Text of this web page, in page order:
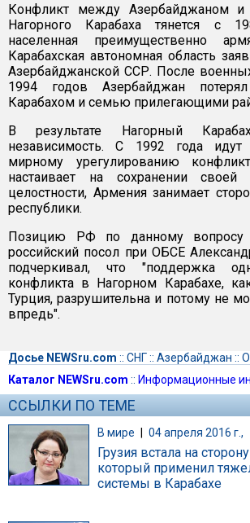
Конфликт между Азербайджаном и
Нагорного Карабаха тянется с
населенная преимущественно
Карабахская автономная область
Азербайджанской ССР. После
1994 годов Азербайджан
Карабахом и семью прилегающими
В результате Нагорный
независимость. С 1992 года
мирному урегулированию
настаивает на сохранении своей
целостности, Армения занимает
республики.
Позицию РФ по данному вопросу
российский посол при ОБСЕ
подчеркивал, что "поддержка
конфликта в Нагорном Карабахе,
Турция, разрушительна и потому не
впредь".
Досье NEWSru.com :: СНГ:: Азербайджан ::
Каталог NEWSru.com :: Информационные
ССЫЛКИ ПО ТЕМЕ
В мире | 04 апреля 2016 г.,
Грузия встала на
который применил
системы в Карабахе